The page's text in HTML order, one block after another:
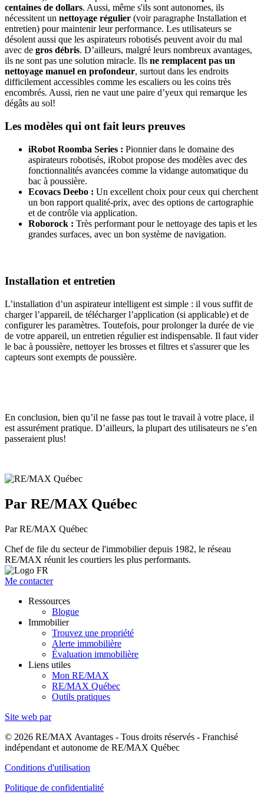
centaines de dollars. Aussi, même s'ils sont autonomes, ils
nécessitent un nettoyage régulier (voir paragraphe Installation et
entretien) pour maintenir leur performance. Les utilisateurs se
désolent aussi que les aspirateurs robotisés peuvent avoir du mal
avec de gros débris. D’ailleurs, malgré leurs nombreux avantages,
ils ne sont pas une solution miracle. Ils ne remplacent pas un
nettoyage manuel en profondeur, surtout dans les endroits
difficilement accessibles comme les escaliers ou les coins très
encombrés. Aussi, rien ne vaut une paire d’yeux qui remarque les
dégâts au sol!
Les modèles qui ont fait leurs preuves
iRobot Roomba Series : Pionnier dans le domaine des
aspirateurs robotisés, iRobot propose des modèles avec des
fonctionnalités avancées comme la vidange automatique du
bac à poussière.
Ecovacs Deebo : Un excellent choix pour ceux qui cherchent
un bon rapport qualité-prix, avec des options de cartographie
et de contrôle via application.
Roborock : Très performant pour le nettoyage des tapis et les
grandes surfaces, avec un bon système de navigation.
Installation et entretien
L’installation d’un aspirateur intelligent est simple : il vous suffit de
charger l’appareil, de télécharger l’application (si applicable) et de
configurer les paramètres. Toutefois, pour prolonger la durée de vie
de votre appareil, un entretien régulier est indispensable. Il faut vider
le bac à poussière, nettoyer les brosses et filtres et s'assurer que les
capteurs sont exempts de poussière.
En conclusion, bien qu’il ne fasse pas tout le travail à votre place, il
est assurément pratique. D’ailleurs, la plupart des utilisateurs ne s’en
passeraient plus!
Par RE/MAX Québec
Par RE/MAX Québec
Chef de file du secteur de l'immobilier depuis 1982, le réseau
RE/MAX réunit les courtiers les plus performants.
Me contacter
Ressources
Blogue
Immobilier
Trouvez une propriété
Alerte immobilière
Évaluation immobilière
Liens utiles
Mon RE/MAX
RE/MAX Québec
Outils pratiques
Site web par
© 2026 RE/MAX Avantages - Tous droits réservés - Franchisé
indépendant et autonome de RE/MAX Québec
Conditions d'utilisation
Politique de confidentialité